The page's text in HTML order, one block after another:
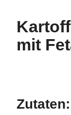
mit
Zutaten: